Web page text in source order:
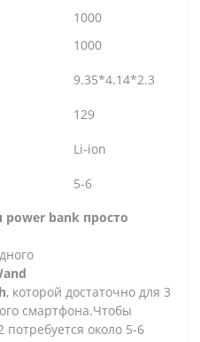
1000
1000
9.35*4.14*2.3
129
Li-ion
5-6
bank просто
, которой достаточно для 3
смартфона.Чтобы
потребуется около 5-6